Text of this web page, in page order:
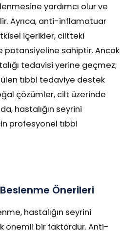
yardımcı olur ve
Ayrıca, anti-inflamatuar
içerikler, ciltteki
potansiyeline sahiptir. Ancak
tedavisi yerine geçmez;
tıbbi tedaviye destek
çözümler, cilt üzerinde
hastalığın seyrini
profesyonel tıbbi
Önerileri
hastalığın seyrini
önemli bir faktördür. Anti-